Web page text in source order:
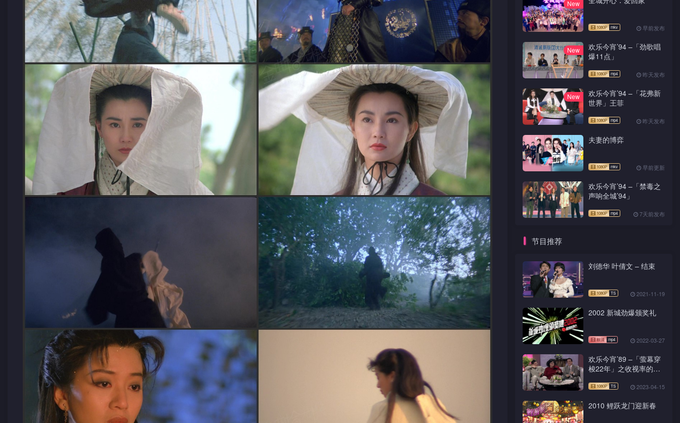
New
早前发布
New
欢乐今宵’94 –「劲歌唱
爆11点」
昨天发布
New
欢乐今宵’94 –「花弗新
世界」王菲
昨天发布
夫妻的博弈
早前更新
欢乐今宵’94 –「禁毒之
声响全城’94」
7天前发布
节目推荐
刘德华 叶倩文 – 结束
2021-11-19
2002 新城劲爆颁奖礼
2022-03-27
欢乐今宵’89 –「萤幕穿
梭22年」之收视率的影
2023-04-15
2010 鲤跃龙门迎新春